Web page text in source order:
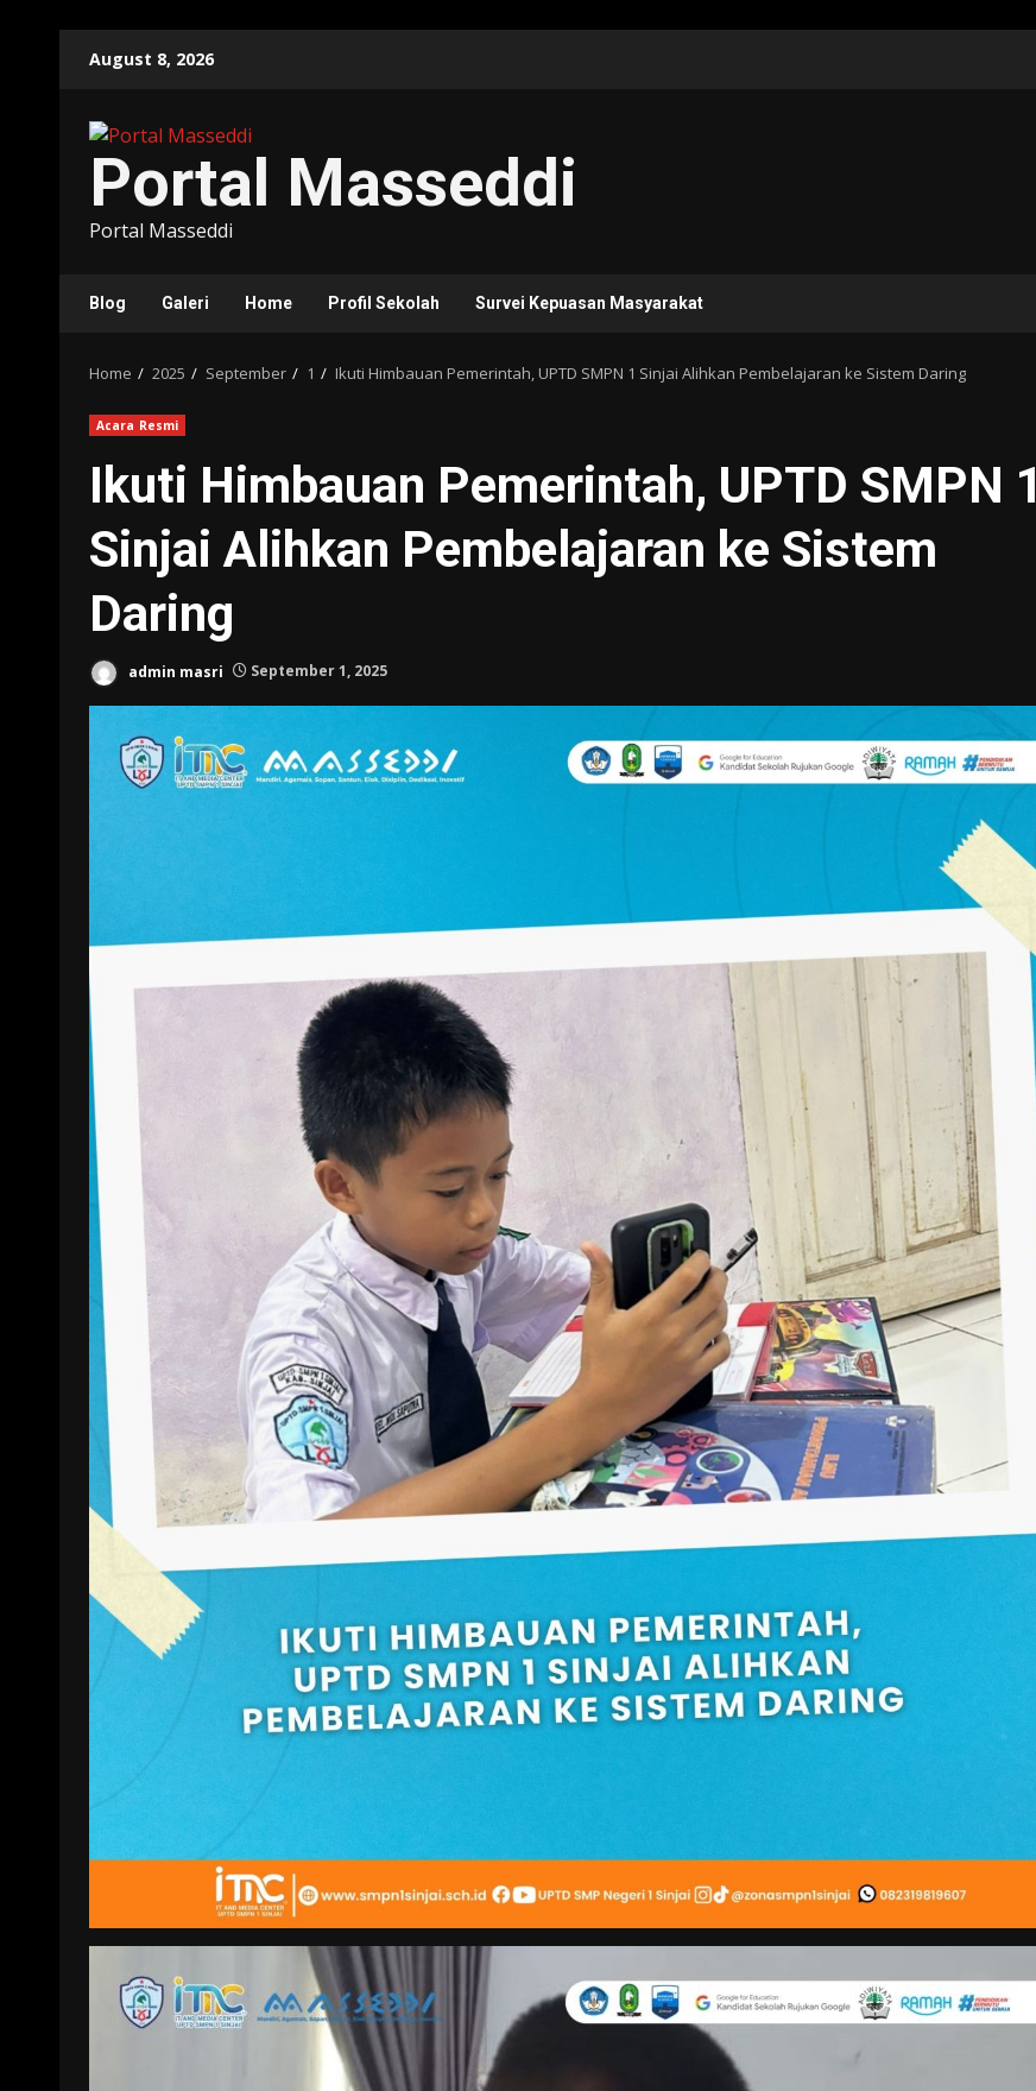
August 8, 2026
Portal Masseddi
Portal Masseddi
Blog Galeri Home Profil Sekolah Survei Kepuasan Masyarakat
Home 2025 September 1 Ikuti Himbauan Pemerintah, UPTD SMPN 1 Sinjai Alihkan Pembelajaran ke Sistem Daring
Acara Resmi
Ikuti Himbauan Pemerintah, UPTD SMPN 1
Sinjai Alihkan Pembelajaran ke Sistem
Daring
admin masri September 1, 2025